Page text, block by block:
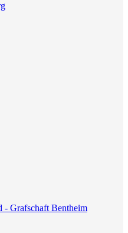
- Grafschaft Bentheim